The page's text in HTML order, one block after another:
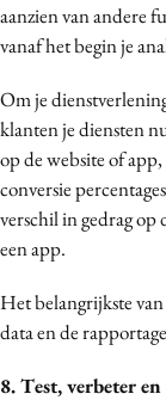
aanzien van andere
vanaf het begin je
Om je
klanten je diensten
op de website of
conversie
verschil in gedrag op
een app.
Het belangrijkste van
data en de
8. Test, verbeter